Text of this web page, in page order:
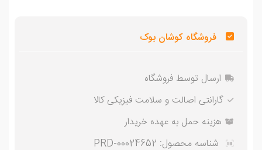
فروشگاه کوشان بوک
ارسال توسط فروشگاه
گارانتی اصالت و سلامت فیزیکی کالا
هزینه حمل به عهده خریدار
شناسه محصول:PRD-00024652